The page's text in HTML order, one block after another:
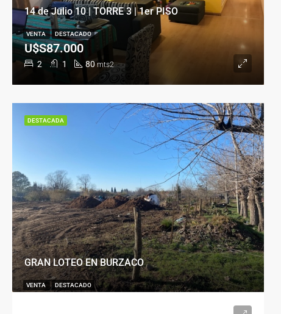
14 de Julio 10 | TORRE 3 | 1er PISO
2 1 80 mts2
U$S87.000
VENTA DESTACADO
GRAN LOTEO EN BURZACO
VENTA DESTACADO
DESTACADA